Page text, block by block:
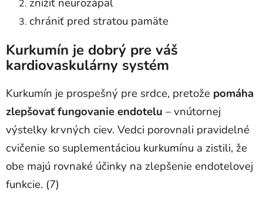
chrániť pred stratou pamäte
Kurkumín je dobrý pre váš
kardiovaskulárny systém
Kurkumín je prospešný pre srdce, pretože pomáha
zlepšovať fungovanie endotelu – vnútornej
výstelky krvných ciev. Vedci porovnali pravidelné
cvičenie so suplementáciou kurkumínu a zistili, že
obe majú rovnaké účinky na zlepšenie endotelovej
funkcie. (7)